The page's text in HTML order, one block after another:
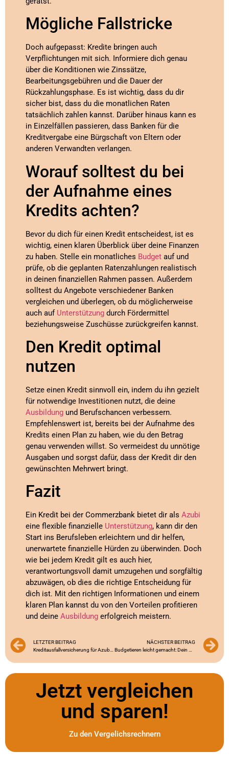
Mögliche Fallstricke
Doch aufgepasst: Kredite bringen auch
Verpflichtungen mit sich. Informiere dich genau
über die Konditionen wie Zinssätze,
Bearbeitungsgebühren und die Dauer der
Rückzahlungsphase. Es ist wichtig, dass du dir
sicher bist, dass du die monatlichen Raten
tatsächlich zahlen kannst. Darüber hinaus kann es
in Einzelfällen passieren, dass Banken für die
Kreditvergabe eine Bürgschaft von Eltern oder
anderen Verwandten verlangen.
Worauf solltest du bei
der Aufnahme eines
Kredits achten?
Bevor du dich für einen Kredit entscheidest, ist es
wichtig, einen klaren Überblick über deine Finanzen
zu haben. Stelle ein monatliches Budget auf und
prüfe, ob die geplanten Ratenzahlungen realistisch
in deinen finanziellen Rahmen passen. Außerdem
solltest du Angebote verschiedener Banken
vergleichen und überlegen, ob du möglicherweise
auch auf Unterstützung durch Fördermittel
beziehungsweise Zuschüsse zurückgreifen kannst.
Den Kredit optimal
nutzen
Setze einen Kredit sinnvoll ein, indem du ihn gezielt
für notwendige Investitionen nutzt, die deine
Ausbildung und Berufschancen verbessern.
Empfehlenswert ist, bereits bei der Aufnahme des
Kredits einen Plan zu haben, wie du den Betrag
genau verwenden willst. So vermeidest du unnötige
Ausgaben und sorgst dafür, dass der Kredit dir den
gewünschten Mehrwert bringt.
Fazit
Ein Kredit bei der Commerzbank bietet dir als Azubi
eine flexible finanzielle Unterstützung, kann dir den
Start ins Berufsleben erleichtern und dir helfen,
unerwartete finanzielle Hürden zu überwinden. Doch
wie bei jedem Kredit gilt es auch hier,
verantwortungsvoll damit umzugehen und sorgfältig
abzuwägen, ob dies die richtige Entscheidung für
dich ist. Mit den richtigen Informationen und einem
klaren Plan kannst du von den Vorteilen profitieren
und deine Ausbildung erfolgreich meistern.
LETZTER BEITRAG
Kreditausfallversicherung für Azubis: Dein Schutzschild gegen finanziellen Stress
NÄCHSTER BEITRAG
Budgetieren leicht gemacht: Dein Weg zur finanziellen Unabhängigkeit während der Ausbildung
Jetzt vergleichen
und sparen!
Zu den Vergelichsrechnern